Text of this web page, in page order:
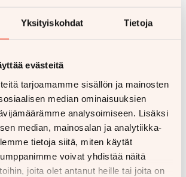
Yksityiskohdat Tietoja
evästeitä
tarjoamamme sisällön ja mainosten
median ominaisuuksien
analysoimiseen. Lisäksi
median, mainosalan ja analytiikka-
tietoja siitä, miten käytät
voivat yhdistää näitä
joita olet antanut heille tai joita on
Uusi 24h